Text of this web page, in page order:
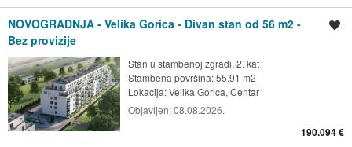
NOVOGRADNJA - Velika Gorica - Divan stan od 56 m2 -
Bez provizije
Stan u stambenoj zgradi, 2. kat
Stambena površina: 55.91 m2
Lokacija:Velika Gorica, Centar
Objavljen:08.08.2026.
190.094 €